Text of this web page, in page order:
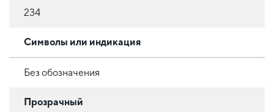
234
Символы или индикация
Без обозначения
Прозрачный